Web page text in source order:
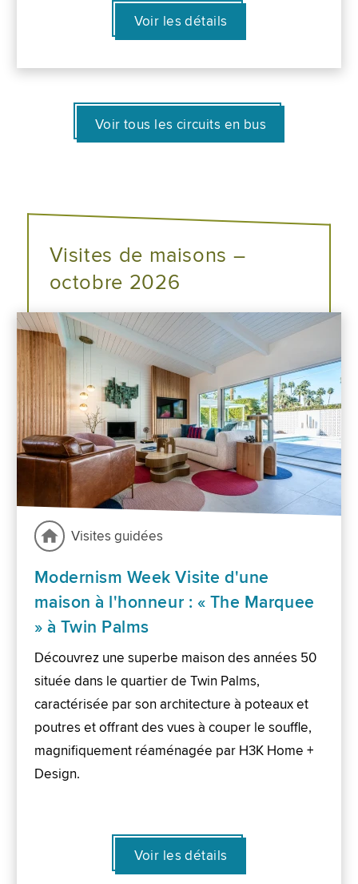
Voir les détails
Voir tous les circuits en bus
Visites de maisons –
octobre 2026
Visites guidées
Modernism Week Visite d'une
maison à l'honneur : « The Marquee
» à Twin Palms
Découvrez une superbe maison des années 50
située dans le quartier de Twin Palms,
caractérisée par son architecture à poteaux et
poutres et offrant des vues à couper le souffle,
magnifiquement réaménagée par H3K Home +
Design.
Voir les détails